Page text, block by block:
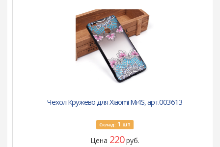
Чехол Кружево для Xiaomi Mi4S, арт.003613
Склад: 1 шт
Цена 220руб.